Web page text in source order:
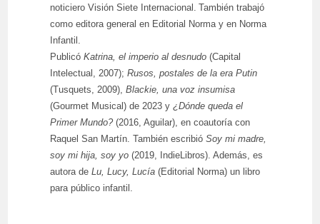
noticiero Visión Siete Internacional. También trabajó
como editora general en Editorial Norma y en Norma
Infantil.
PublicóKatrina, el imperio al desnudo (Capital
Intelectual, 2007);Rusos, postales de la era Putin
(Tusquets, 2009),Blackie, una voz insumisa
(Gourmet Musical) de 2023 y¿Dónde queda el
Primer Mundo?(2016, Aguilar), en coautoría con
Raquel San Martín. También escribióSoy mi madre,
soy mi hija, soy yo (2019, IndieLibros). Además, es
autora deLu, Lucy, Lucía (Editorial Norma) un libro
para público infantil.